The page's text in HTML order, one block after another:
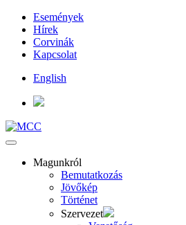
Események
Hírek
Corvinák
Kapcsolat
English
Magunkról
Bemutatkozás
Jövőkép
Történet
Szervezet